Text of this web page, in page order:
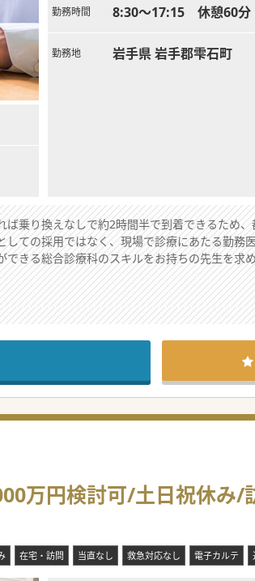
勤務時間 8:30～17:15 休憩60分
勤務地 岩手県 岩手郡雫石町
乗り換えなしで約2時間半で到着できるため
ての採用ではなく、現場で診療にあたる勤務
きる総合診療科のスキルをお持ちの先生を求
19床を有する有床診療所であり、地域住民の
の社宅が用意されており、転居を伴う赴任で
、スキー場などの観光資源が豊富にあり、豊か
日が休みの週休2日制となっており、週末に
境であるため、オンとオフのメリハリをつけ
番が発生する場合もありますが、事前の相談に
非常勤医師による対応へ切り替える計画が進
性）、および非常勤医師2名の体制で、協力
ーションが可能かどうかが重視されており、
紙カルテを使用しており、IT機器の操作に煩
診療所の近くにある社宅をオンコール待機時
万円検討可/土日祝休
在宅・訪問 当直なし 救急対応なし 電子カルテ